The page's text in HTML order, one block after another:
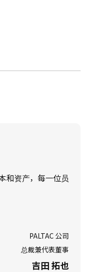
和资产，每一位员
PALTAC 公司
总裁兼代表董事
吉田 拓也